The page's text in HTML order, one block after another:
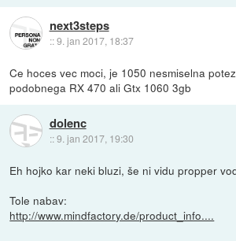
next3steps
::9. jan 2017, 18:37
Ce hoces vec moci, je 1050 nesmiselna
podobnega RX 470 ali Gtx 1060 3gb
dolenc
::9. jan 2017, 19:30
Eh hojko kar neki bluzi, še ni vidu propper
Tole nabav:
http://www.mindfactory.de/product_info....